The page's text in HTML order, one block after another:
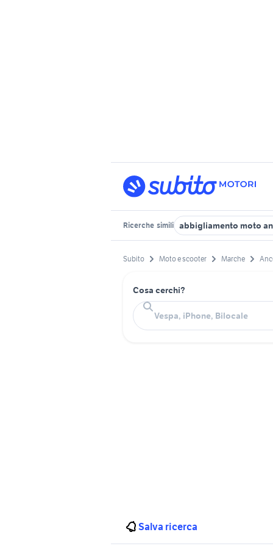
Ricerche simili abbigliamento moto
Subito Moto e scooter Marche
Cosa cerchi?
Salva ricerca